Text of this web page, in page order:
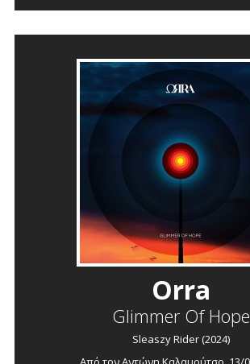
Orra
Glimmer Of Hope
Sleaszy Rider (2024)